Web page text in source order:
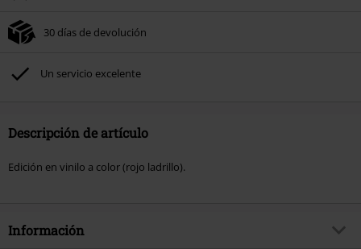
30 días de devolución
Un servicio excelente
Descripción de artículo
Edición en vinilo a color (rojo ladrillo).
Información